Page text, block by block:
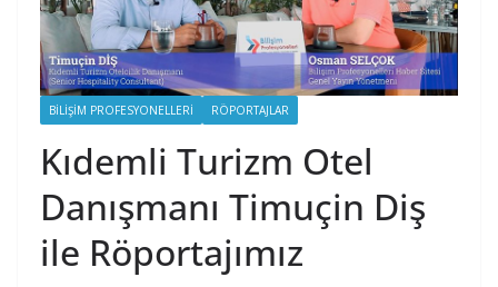
BILIŞIM PROFESYONELLERI RÖPORTAJLAR
Kıdemli Turizm Otel
Danışmanı Timuçin Diş
ile Röportajımız